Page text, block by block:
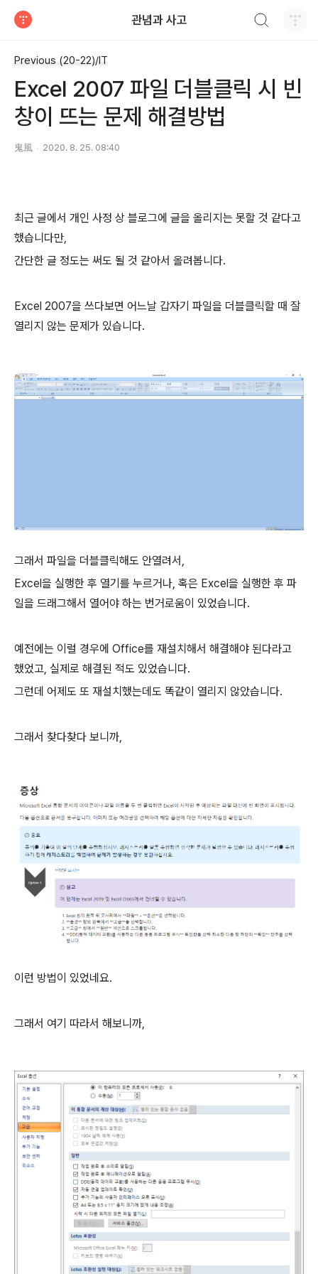
관념과 사고
Previous (20-22)/IT
Excel 2007 파일 더블클릭 시 빈
창이 뜨는 문제 해결방법
鬼風 2020. 8. 25. 08:40
최근 글에서 개인 사정 상 블로그에 글을 올리지는 못할 것 같다고
했습니다만,
간단한 글 정도는 써도 될 것 같아서 올려봅니다.
Excel 2007을 쓰다보면 어느날 갑자기 파일을 더블클릭할 때 잘
열리지 않는 문제가 있습니다.
그래서 파일을 더블클릭해도 안열려서,
Excel을 실행한 후 열기를 누르거나, 혹은 Excel을 실행한 후 파
일을 드래그해서 열어야 하는 번거로움이 있었습니다.
예전에는 이럴 경우에 Office를 재설치해서 해결해야 된다라고
했었고, 실제로 해결된 적도 있었습니다.
그런데 어제도 또 재설치했는데도 똑같이 열리지 않았습니다.
그래서 찾다찾다 보니까,
이런 방법이 있었네요.
그래서 여기 따라서 해보니까,